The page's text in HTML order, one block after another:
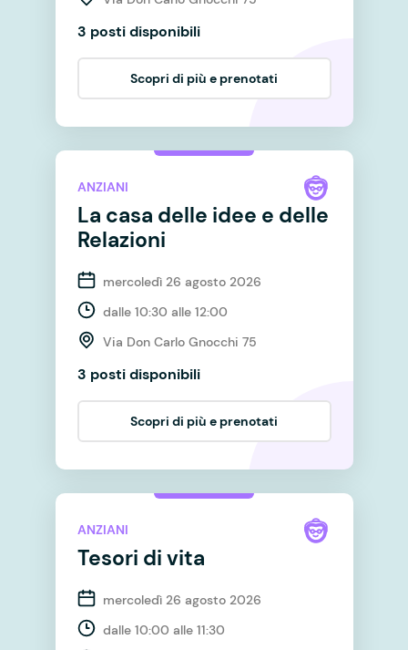
3 posti disponibili
Scopri di più e prenotati
ANZIANI
La casa delle idee e delle
Relazioni
mercoledì 26 agosto 2026
dalle 10:30 alle 12:00
Via Don Carlo Gnocchi 75
3 posti disponibili
Scopri di più e prenotati
ANZIANI
Tesori di vita
mercoledì 26 agosto 2026
dalle 10:00 alle 11:30